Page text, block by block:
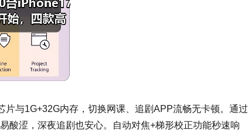
与1G+32G内存，切换网课、追剧APP流畅无卡顿。通过
酸涩，深夜追剧也安心。自动对焦+梯形校正功能秒速响